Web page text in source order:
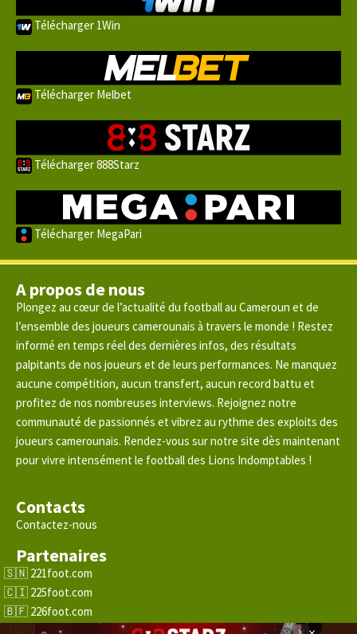
Télécharger 1Win
Télécharger Melbet
Télécharger 888Starz
Télécharger MegaPari
A propos de nous
Plongez au cœur de l’actualité du football au Cameroun et de
l’ensemble des joueurs camerounais à travers le monde ! Restez
informé en temps réel des dernières infos, des résultats
palpitants de nos joueurs et de leurs performances. Ne manquez
aucune compétition, aucun transfert, aucun record battu et
profitez de nos nombreuses interviews. Rejoignez notre
communauté de passionnés et vibrez au rythme des exploits des
joueurs camerounais. Rendez-vous sur notre site dès maintenant
pour vivre intensément le football des Lions Indomptables !
Contacts
Contactez-nous
Partenaires
221foot.com
225foot.com
226foot.com
228foot.com